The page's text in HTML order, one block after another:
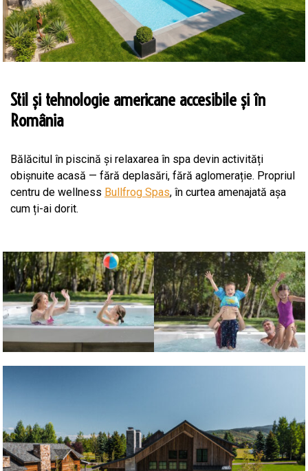
Stil și tehnologie americane accesibile și în
România
Bălăcitul în piscină și relaxarea în spa devin activități
obișnuite acasă — fără deplasări, fără aglomerație. Propriul
centru de wellness Bullfrog Spas, în curtea amenajată așa
cum ți-ai dorit.